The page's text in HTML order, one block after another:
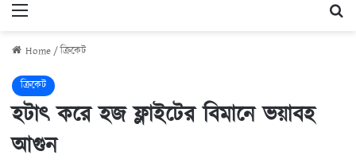
Menu
Home/ক্রিকেট
ক্রিকেট
হটাৎ করে হজ ফ্লাইটের বিমানে ভয়াবহ
আগুন